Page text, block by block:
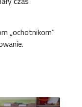
„ochotnikom”